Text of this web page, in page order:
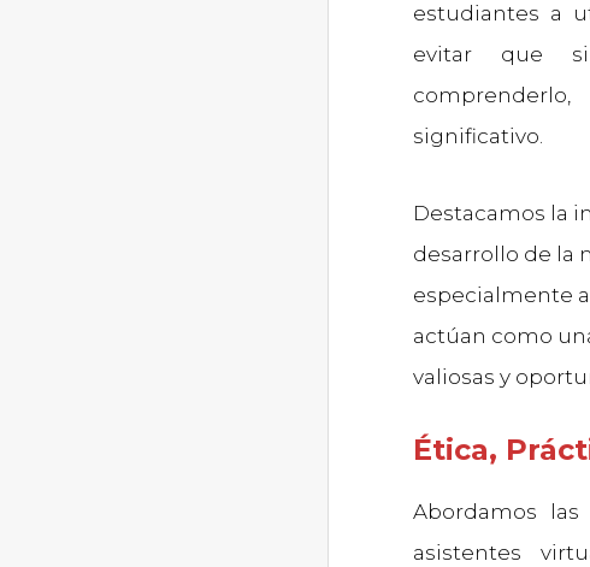
estudiantes a
evitar que
significativo.
Destacamos la
desarrollo de la
especialmente
actúan como
valiosas y
Ética,
Abordamos
asistentes